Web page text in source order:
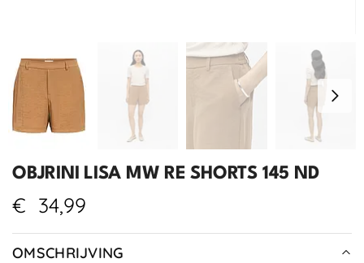
OBJRINI LISA MW RE SHORTS 145 ND
€ 34,99
OMSCHRIJVING